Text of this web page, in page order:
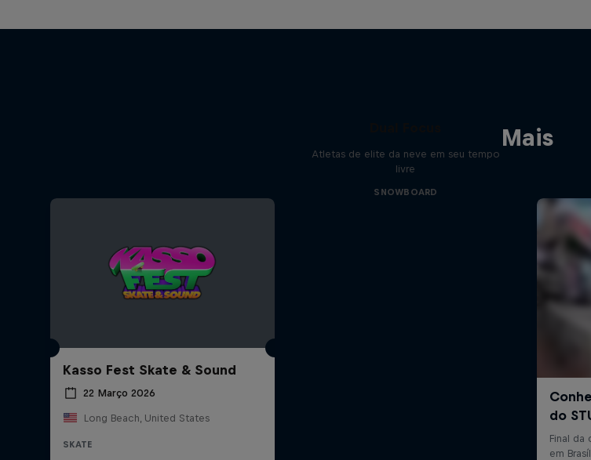
Mais
Kasso Fest Skate & Sound
22 Março 2026
Long Beach, United States
SKATE
Atletas de elite da neve em seu tempo
livre
SNOWBOARD